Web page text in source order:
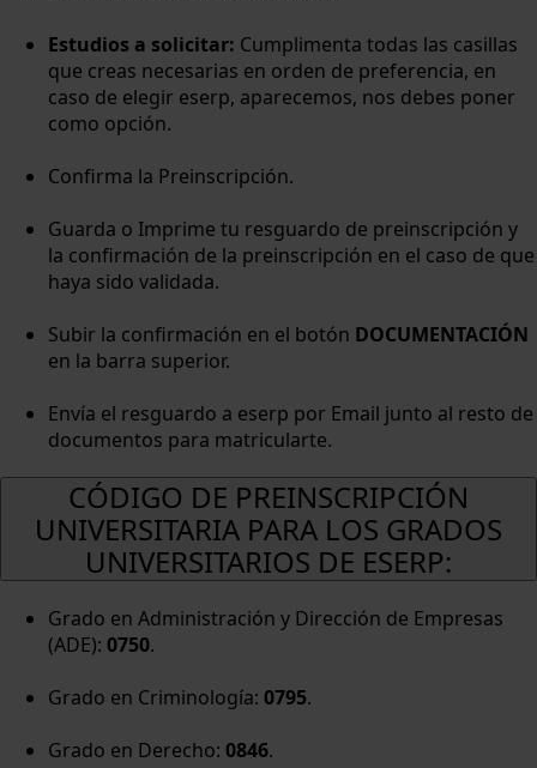
Estudios a solicitar: Cumplimenta todas las casillas
que creas necesarias en orden de preferencia, en
caso de elegir eserp, aparecemos, nos debes poner
como opción.
Confirma la Preinscripción.
Guarda o Imprime tu resguardo de preinscripción y
la confirmación de la preinscripción en el caso de que
haya sido validada.
Subir la confirmación en el botón DOCUMENTACIÓN
en la barra superior.
Envía el resguardo a eserp por Email junto al resto de
documentos para matricularte.
CÓDIGO DE PREINSCRIPCIÓN
UNIVERSITARIA PARA LOS GRADOS
UNIVERSITARIOS DE ESERP:
Grado en Administración y Dirección de Empresas
(ADE): 0750.
Grado en Criminología: 0795.
Grado en Derecho: 0846.